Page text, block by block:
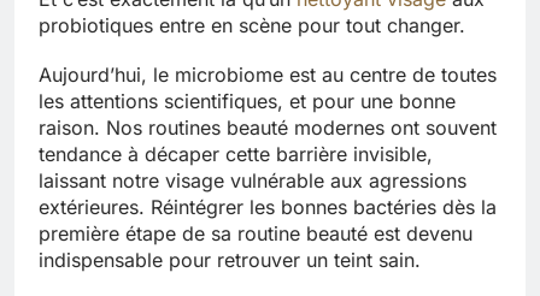
probiotiques entre en scène pour tout changer.
Aujourd’hui, le microbiome est au centre de toutes
les attentions scientifiques, et pour une bonne
raison. Nos routines beauté modernes ont souvent
tendance à décaper cette barrière invisible,
laissant notre visage vulnérable aux agressions
extérieures. Réintégrer les bonnes bactéries dès la
première étape de sa routine beauté est devenu
indispensable pour retrouver un teint sain.